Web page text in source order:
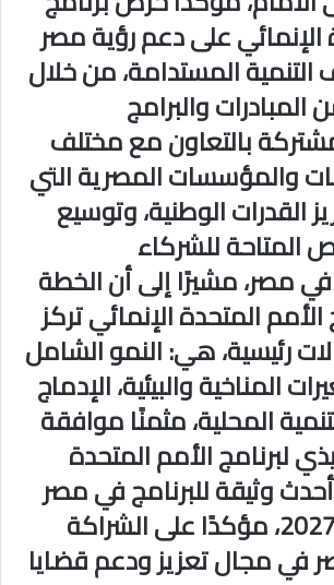
الإنمائي على دعم رؤية مصر
المستدامة، من خلال
المبادرات والبرامج
بالتعاون مع مختلف
والمؤسسات المصرية التي
القدرات الوطنية، وتوسيع
المتاحة للشركاء
مصر، مشيرًا إلى أن الخطة
الأمم المتحدة الإنمائي تركز
رئيسية، هي: النمو الشامل
المناخية والبيئية، الإدماج
المحلية، مثمنًا موافقة
لبرنامج الأمم المتحدة
وثيقة للبرنامج في مصر
للفترة 2023-2027، مؤكدًا على الشراكة
في مجال تعزيز ودعم قضايا